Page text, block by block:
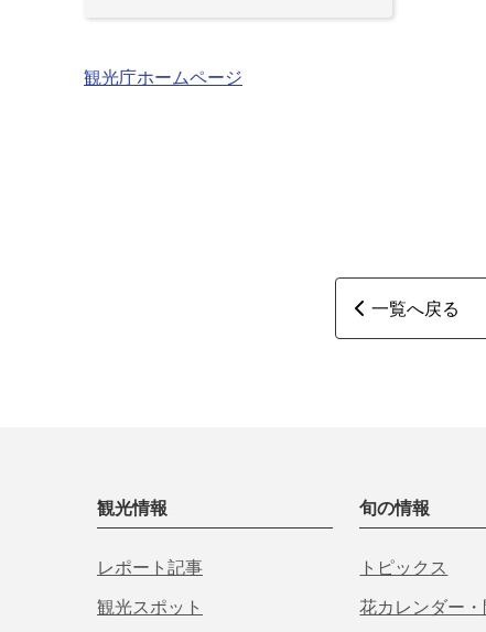
観光庁ホームページ
一覧へ戻る
観光情報
レポート記事
観光スポット
旬の情報
トピックス
花カレンダー・